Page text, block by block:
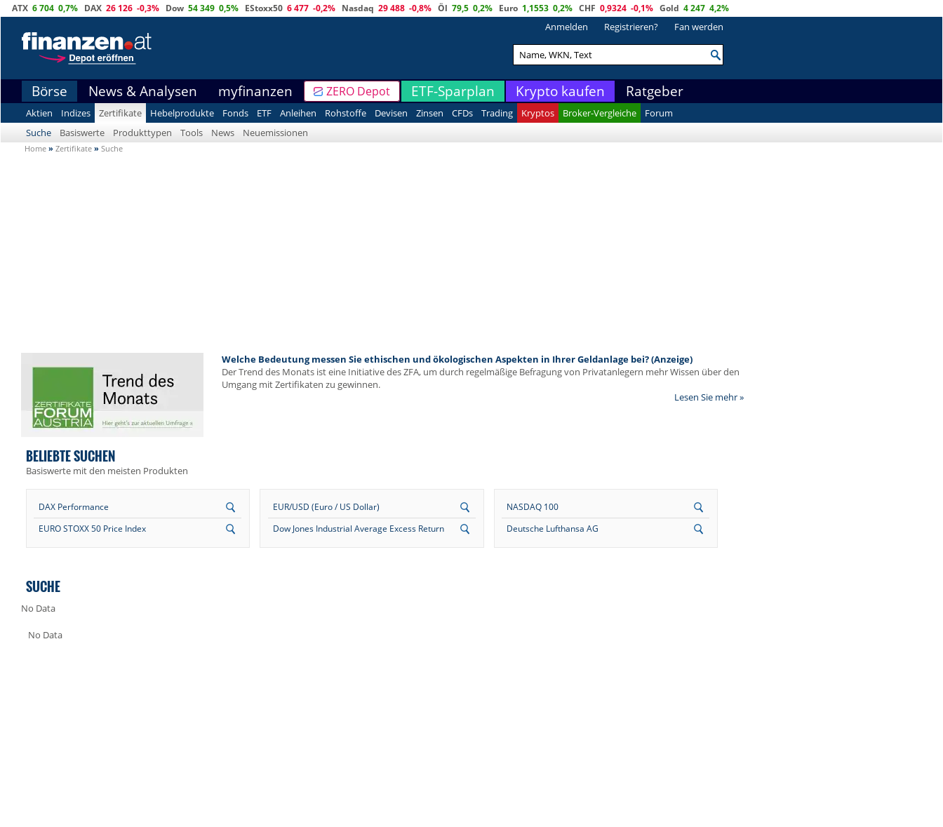
ATX 6 704 0,7% DAX 26 126 -0,3% Dow 54 349 0,5% EStoxx50 6 477 -0,2% Nasdaq 29 488 -0,8% Öl 79,5 0,2% Euro 1,1553 0,2% CHF 0,9324 -0,1% Gold 4 247 4,2%
Anmelden Registrieren? Fan werden
Börse News & Analysen myfinanzen ZERO Depot ETF-Sparplan Krypto kaufen Ratgeber
Aktien Indizes Zertifikate Hebelprodukte Fonds ETF Anleihen Rohstoffe Devisen Zinsen CFDs Trading Kryptos Broker-Vergleiche
Forum
Suche
Basiswerte Produkttypen Tools News Neuemissionen
Home » Zertifikate » Suche
Welche Bedeutung messen Sie ethischen und ökologischen Aspekten in Ihrer Geldanlage bei? (Anzeige)
Der Trend des Monats ist eine Initiative des ZFA, um durch regelmäßige Befragung von Privatanlegern mehr Wissen über den
Umgang mit Zertifikaten zu gewinnen.
Lesen Sie mehr »
BELIEBTE SUCHEN
Basiswerte mit den meisten Produkten
DAX Performance
EURO STOXX 50 Price Index
EUR/USD (Euro / US Dollar)
Dow Jones Industrial Average Excess Return
NASDAQ 100
Deutsche Lufthansa AG
SUCHE
No Data
No Data